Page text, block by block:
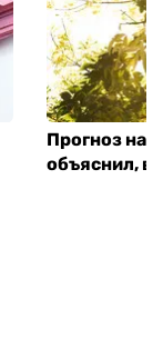
Прогноз на
объяснил,